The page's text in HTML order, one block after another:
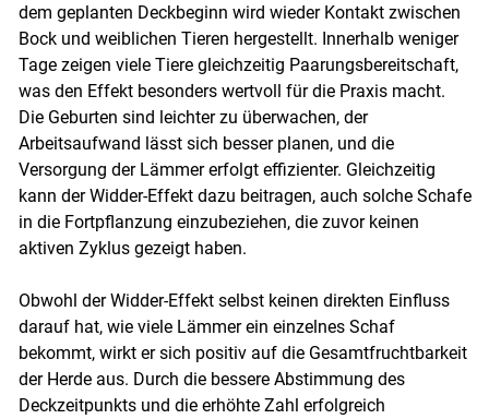
dem geplanten Deckbeginn wird wieder Kontakt zwischen
Bock und weiblichen Tieren hergestellt. Innerhalb weniger
Tage zeigen viele Tiere gleichzeitig Paarungsbereitschaft,
was den Effekt besonders wertvoll für die Praxis macht.
Die Geburten sind leichter zu überwachen, der
Arbeitsaufwand lässt sich besser planen, und die
Versorgung der Lämmer erfolgt effizienter. Gleichzeitig
kann der Widder-Effekt dazu beitragen, auch solche Schafe
in die Fortpflanzung einzubeziehen, die zuvor keinen
aktiven Zyklus gezeigt haben.
Obwohl der Widder-Effekt selbst keinen direkten Einfluss
darauf hat, wie viele Lämmer ein einzelnes Schaf
bekommt, wirkt er sich positiv auf die Gesamtfruchtbarkeit
der Herde aus. Durch die bessere Abstimmung des
Deckzeitpunkts und die erhöhte Zahl erfolgreich